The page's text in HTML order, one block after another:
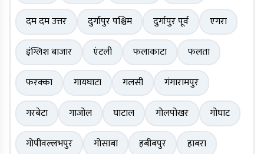
दम दम उत्तर
दुर्गापुर पश्चिम दुर्गापुर पूर्व
एगरा
इंग्लिश बाजार
एंटली फलाकाटा
फलता
फरक्का
गायघाटा गलसी
गंगारामपुर
गरबेटा
गाजोल घाटाल गोलपोखर
गोघाट
गोपीवल्लभपुर
गोसाबा हबीबपुर
हाबरा